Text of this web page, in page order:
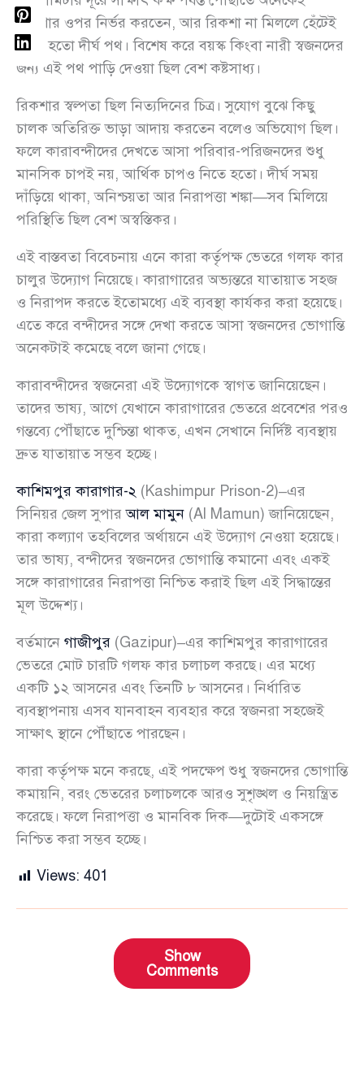
রিকশার ওপর নির্ভর করতেন, আর রিকশা না মিললে হেঁটেই
যেতে হতো দীর্ঘ পথ। বিশেষ করে বয়স্ক কিংবা নারী স্বজনদের
জন্য এই পথ পাড়ি দেওয়া ছিল বেশ কষ্টসাধ্য।
রিকশার স্বল্পতা ছিল নিত্যদিনের চিত্র। সুযোগ বুঝে কিছু
চালক অতিরিক্ত ভাড়া আদায় করতেন বলেও অভিযোগ ছিল।
ফলে কারাবন্দীদের দেখতে আসা পরিবার-পরিজনদের শুধু
মানসিক চাপই নয়, আর্থিক চাপও নিতে হতো। দীর্ঘ সময়
দাঁড়িয়ে থাকা, অনিশ্চয়তা আর নিরাপত্তা শঙ্কা—সব মিলিয়ে
পরিস্থিতি ছিল বেশ অস্বস্তিকর।
এই বাস্তবতা বিবেচনায় এনে কারা কর্তৃপক্ষ ভেতরে গলফ কার
চালুর উদ্যোগ নিয়েছে। কারাগারের অভ্যন্তরে যাতায়াত সহজ
ও নিরাপদ করতে ইতোমধ্যে এই ব্যবস্থা কার্যকর করা হয়েছে।
এতে করে বন্দীদের সঙ্গে দেখা করতে আসা স্বজনদের ভোগান্তি
অনেকটাই কমেছে বলে জানা গেছে।
কারাবন্দীদের স্বজনেরা এই উদ্যোগকে স্বাগত জানিয়েছেন।
তাদের ভাষ্য, আগে যেখানে কারাগারের ভেতরে প্রবেশের পরও
গন্তব্যে পৌঁছাতে দুশ্চিন্তা থাকত, এখন সেখানে নির্দিষ্ট ব্যবস্থায়
দ্রুত যাতায়াত সম্ভব হচ্ছে।
কাশিমপুর কারাগার-২ (Kashimpur Prison-2)–এর
সিনিয়র জেল সুপারআল মামুন (Al Mamun) জানিয়েছেন,
কারা কল্যাণ তহবিলের অর্থায়নে এই উদ্যোগ নেওয়া হয়েছে।
তার ভাষ্য, বন্দীদের স্বজনদের ভোগান্তি কমানো এবং একই
সঙ্গে কারাগারের নিরাপত্তা নিশ্চিত করাই ছিল এই সিদ্ধান্তের
মূল উদ্দেশ্য।
বর্তমানে গাজীপুর (Gazipur)–এর কাশিমপুর কারাগারের
ভেতরে মোট চারটি গলফ কার চলাচল করছে। এর মধ্যে
একটি ১২ আসনের এবং তিনটি ৮ আসনের। নির্ধারিত
ব্যবস্থাপনায় এসব যানবাহন ব্যবহার করে স্বজনরা সহজেই
সাক্ষাৎ স্থানে পৌঁছাতে পারছেন।
কারা কর্তৃপক্ষ মনে করছে, এই পদক্ষেপ শুধু স্বজনদের ভোগান্তি
কমায়নি, বরং ভেতরের চলাচলকে আরও সুশৃঙ্খল ও নিয়ন্ত্রিত
করেছে। ফলে নিরাপত্তা ও মানবিক দিক—দুটোই একসঙ্গে
নিশ্চিত করা সম্ভব হচ্ছে।
Views: 401
Show
Comments